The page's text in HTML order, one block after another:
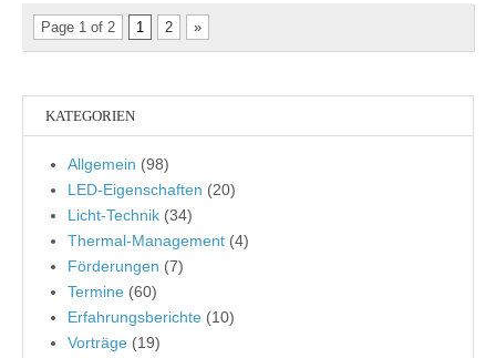
Page 1 of 2 1 2 »
KATEGORIEN
Allgemein (98)
LED-Eigenschaften (20)
Licht-Technik (34)
Thermal-Management (4)
Förderungen (7)
Termine (60)
Erfahrungsberichte (10)
Vorträge (19)